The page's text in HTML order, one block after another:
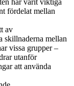
har varit viktiga
fördelat mellan
av
skillnaderna mellan
vissa grupper –
utanför
att använda